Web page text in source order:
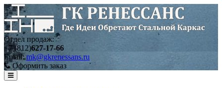
Отдел продаж:
+7 (812)627-17-66
Email:mk@gkrenessans.ru
Оформить заказ